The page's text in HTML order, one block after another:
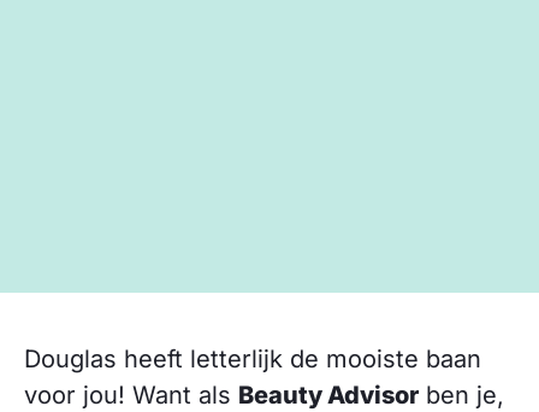
Douglas heeft letterlijk de mooiste baan
voor jou! Want als Beauty Advisor ben je,